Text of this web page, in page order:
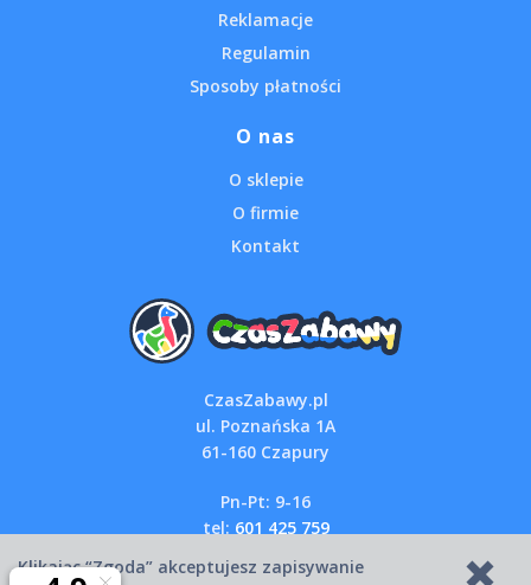
Reklamacje
Regulamin
Sposoby płatności
O nas
O sklepie
O firmie
Kontakt
CzasZabawy.pl
ul. Poznańska 1A
61-160 Czapury
Pn-Pt: 9-16
tel: 601 425 759
Klikając “Zgoda” akceptujesz zapisywanie